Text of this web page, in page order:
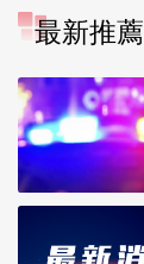
最新推薦